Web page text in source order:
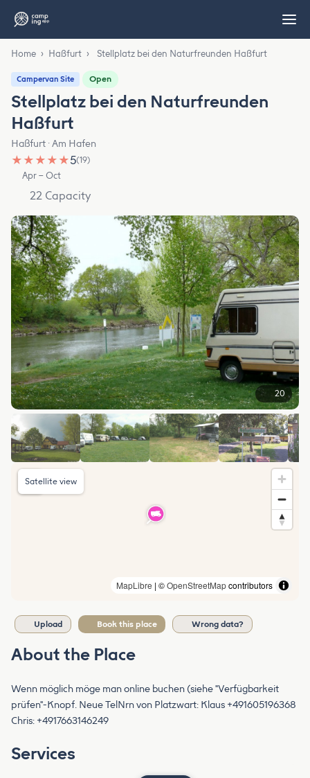
Home › Haßfurt › Stellplatz bei den Naturfreunden Haßfurt
Campervan Site Open
Stellplatz bei den Naturfreunden
Haßfurt
Haßfurt · Am Hafen
★ ★ ★ ★ ★5(19)
Apr – Oct
22 Capacity
20
MapLibre | ©OpenStreetMapcontributors
Satellite view
Upload Book this place Wrong data?
About the Place
Wenn möglich möge man online buchen (siehe "Verfügbarkeit
prüfen"-Knopf. Neue TelNrn von Platzwart: Klaus +491605196368
Chris: +4917663146249
Services